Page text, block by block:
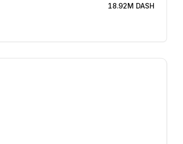
18.92M DASH